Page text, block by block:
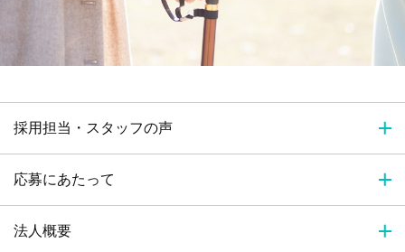
採用担当・スタッフの声
応募にあたって
法人概要